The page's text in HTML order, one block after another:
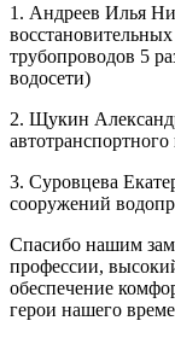
1. Андреев Илья
трубопроводов 5
водосети)
2. Щукин
автотранспортного
3. Суровцева
сооружений
Спасибо нашим
профессии,
обеспечение
герои нашего